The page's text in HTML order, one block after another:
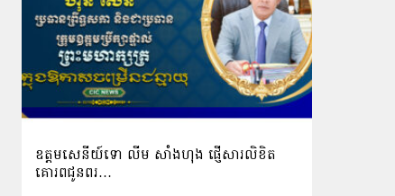
ឧត្តមសេនីយ៍ទោ លីម​ សាំង​ហុង​ ផ្ញើសារលិខិត
គោរពជូនពរ…